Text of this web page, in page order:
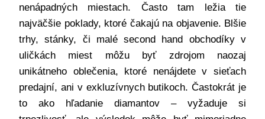
nenápadných miestach. Často tam ležia tie
najväčšie poklady, ktoré čakajú na objavenie. Blšie
trhy, stánky, či malé second hand obchodíky v
uličkách miest môžu byť zdrojom naozaj
unikátneho oblečenia, ktoré nenájdete v sieťach
predajní, ani v exkluzívnych butikoch. Častokrát je
to ako hľadanie diamantov – vyžaduje si